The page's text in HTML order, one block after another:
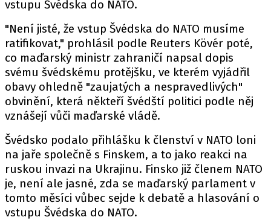
vstupu Švédska do NATO.
"Není jisté, že vstup Švédska do NATO musíme
ratifikovat," prohlásil podle Reuters Kövér poté,
co maďarský ministr zahraničí napsal dopis
svému švédskému protějšku, ve kterém vyjádřil
obavy ohledně "zaujatých a nespravedlivých"
obvinění, která někteří švédští politici podle něj
vznášejí vůči maďarské vládě.
Švédsko podalo přihlášku k členství v NATO loni
na jaře společně s Finskem, a to jako reakci na
ruskou invazi na Ukrajinu. Finsko již členem NATO
je, není ale jasné, zda se maďarský parlament v
tomto měsíci vůbec sejde k debatě a hlasování o
vstupu Švédska do NATO.